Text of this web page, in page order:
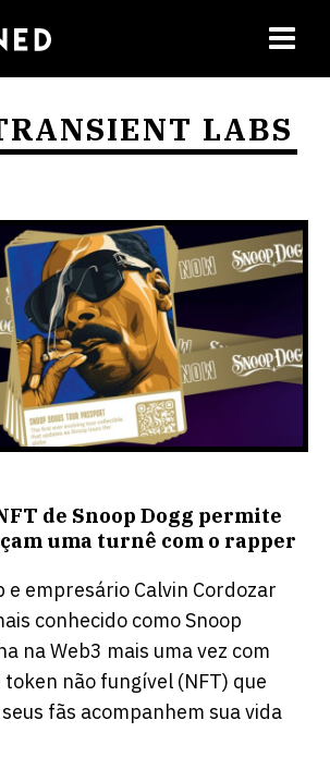
LABS
de Snoop Dogg permite
uma turnê com o rapper
e empresário Calvin Cordozar
conhecido como Snoop
na Web3 mais uma vez com
não fungível (NFT) que
fãs acompanhem sua vida